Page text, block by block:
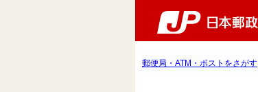
郵便局・ATM・ポストをさがす